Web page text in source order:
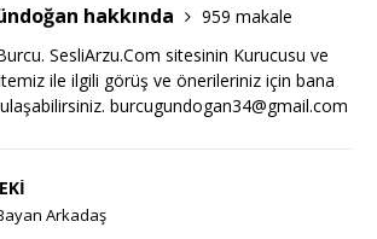
hakkında
959 makale
SesliArzu.Com sitesinin Kurucusu ve
ile ilgili görüş ve önerileriniz için bana
burcugundogan34@gmail.com
Arkadaş